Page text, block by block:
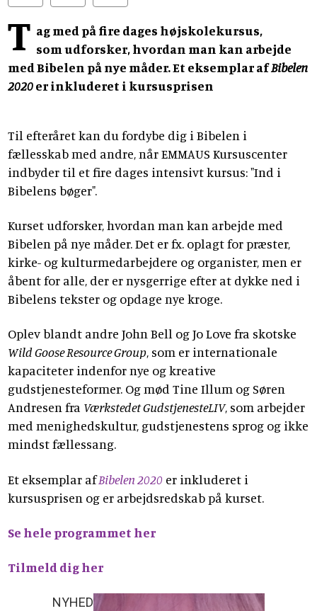
T ag med på fire dages højskolekursus,
som udforsker, hvordan man kan arbejde
med Bibelen på nye måder. Et eksemplar afBibelen
2020er inkluderet i kursusprisen
Til efteråret kan du fordybe dig i Bibelen i
fællesskab med andre, når EMMAUS Kursuscenter
indbyder til et fire dages intensivt kursus: "Ind i
Bibelens bøger".
Kurset udforsker, hvordan man kan arbejde med
Bibelen på nye måder. Det er fx. oplagt for præster,
kirke- og kulturmedarbejdere og organister, men er
åbent for alle, der er nysgerrige efter at dykke ned i
Bibelens tekster og opdage nye kroge.
Oplev blandt andre John Bell og Jo Love fra skotske
Wild Goose Resource Group, som er internationale
kapaciteter indenfor nye og kreative
gudstjenesteformer. Og mød Tine Illum og Søren
Andresen fra Værkstedet GudstjenesteLIV, som arbejder
med menighedskultur, gudstjenestens sprog og ikke
mindst fællessang.
Et eksemplar afBibelen 2020 er inkluderet i
kursusprisen og er arbejdsredskab på kurset.
Se hele programmet her
Tilmeld dig her
NYHED